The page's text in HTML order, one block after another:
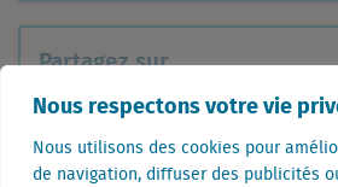
Nous respectons votre vie
Nous utilisons des cookies pour
de navigation, diffuser des publicités
Partagez sur
Linkedin
Facebook
Twitter